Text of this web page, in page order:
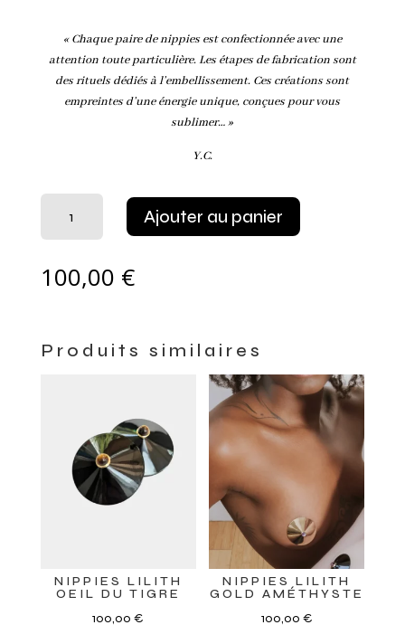
« Chaque paire de nippies est confectionnée avec une
attention toute particulière. Les étapes de fabrication sont
des rituels dédiés à l’embellissement. Ces créations sont
empreintes d’une énergie unique, conçues pour vous
sublimer… »
Y.C.
NIPPIES
LILITH
GOLD
TIGRE
Ajouter au panier
100,00 €
Produits similaires
NIPPIES LILITH
OEIL DU TIGRE
100,00€
NIPPIES LILITH
GOLD AMÉTHYSTE
100,00 €